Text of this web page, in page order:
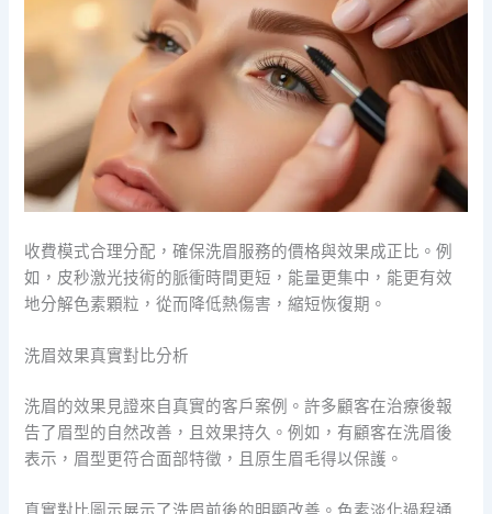
收費模式合理分配，確保洗眉服務的價格與效果成正比。例
如，皮秒激光技術的脈衝時間更短，能量更集中，能更有效
地分解色素顆粒，從而降低熱傷害，縮短恢復期。
洗眉效果真實對比分析
洗眉的效果見證來自真實的客戶案例。許多顧客在治療後報
告了眉型的自然改善，且效果持久。例如，有顧客在洗眉後
表示，眉型更符合面部特徵，且原生眉毛得以保護。